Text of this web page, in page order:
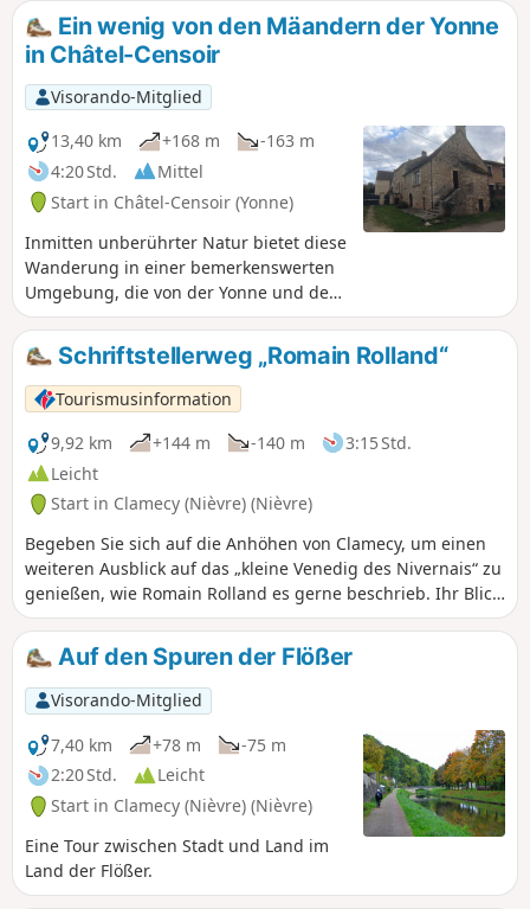
Ein wenig von den Mäandern der Yonne
in Châtel-Censoir
Visorando-Mitglied
13,40 km
+168 m
-163 m
4:20 Std.
Mittel
Start in Châtel-Censoir (Yonne)
Inmitten unberührter Natur bietet diese
Wanderung in einer bemerkenswerten
Umgebung, die von der Yonne und dem
Canal du Nivernais, bietet einen
atemberaubenden Blick auf die
berühmten Rochers du Saussois, eine
Hochburg des Kletterns, mit einer und
Flora. Die Strecke entlang dieser
Schleife der Yonne bietet eine Fülle
bemerkenswerter Ausblicke.
Schriftstellerweg „Romain Rolland“
Tourismusinformation
9,92 km
+144 m -140 m
3:15 Std.
Leicht
Start in Clamecy (Nièvre) (Nièvre)
Begeben Sie sich auf die Anhöhen von Clamecy, um einen
weiteren Ausblick auf das „kleine Venedig des Nivernais“ zu
genießen, wie Romain Rolland es gerne beschrieb. Ihr Blick
wird zunächst auf die Yonne, die Statue des Flößers und die
Kirche Notre-Dame-de-Bethléem gelenkt, die an das im 13.
Jahrhundert nach Clamecy verbannte Bistum erinnert. Von
Sembert aus wirken Clamecy und sein mittelalterliches
Stadtzentrum wie eingebettet in eine üppige
Naturlandschaft, durchzogen von der Yonne und dem Canal
du Nivernais, einem der schönsten Kanäle Europas.
Auf den Spuren der Flößer
Visorando-Mitglied
7,40 km
+78 m
-75 m
2:20 Std.
Leicht
Start in Clamecy (Nièvre) (Nièvre)
Eine Tour zwischen Stadt und Land im
Land der Flößer.